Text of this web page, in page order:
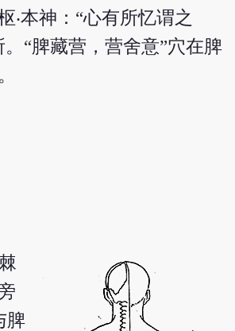
‧本神：“心有所忆谓之
“脾藏营，营舍意”穴在脾
脾